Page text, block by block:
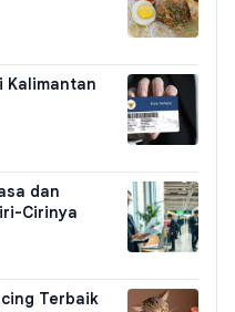
Kalimantan
dan
Cirinya
Terbaik